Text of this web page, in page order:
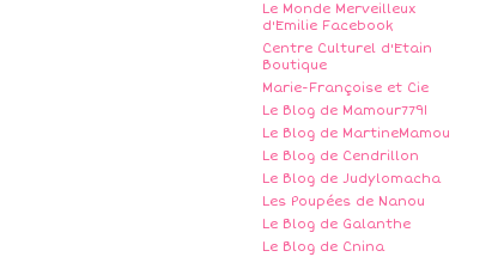
Le Monde Merveilleux
d'Emilie Facebook
Centre Culturel d'Etain
Boutique
Marie-Françoise et Cie
Le Blog de Mamour7791
Le Blog de MartineMamou
Le Blog de Cendrillon
Le Blog de Judylomacha
Les Poupées de Nanou
Le Blog de Galanthe
Le Blog de Cnina